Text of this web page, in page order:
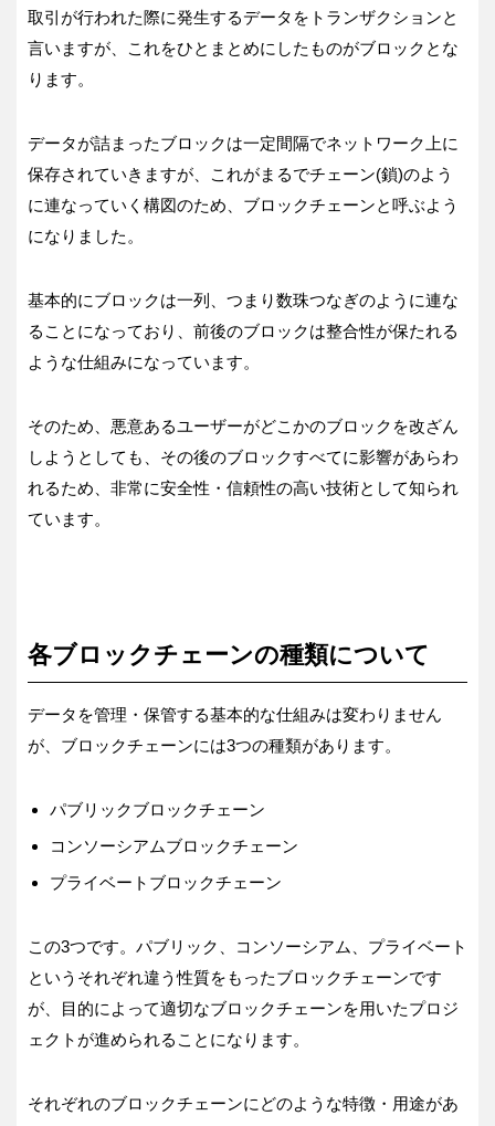
取引が行われた際に発生するデータをトランザクションと
言いますが、これをひとまとめにしたものがブロックとな
ります。
データが詰まったブロックは一定間隔でネットワーク上に
保存されていきますが、これがまるでチェーン(鎖)のよう
に連なっていく構図のため、ブロックチェーンと呼ぶよう
になりました。
基本的にブロックは一列、つまり数珠つなぎのように連な
ることになっており、前後のブロックは整合性が保たれる
ような仕組みになっています。
そのため、悪意あるユーザーがどこかのブロックを改ざん
しようとしても、その後のブロックすべてに影響があらわ
れるため、非常に安全性・信頼性の高い技術として知られ
ています。
各ブロックチェーンの種類について
データを管理・保管する基本的な仕組みは変わりません
が、ブロックチェーンには3つの種類があります。
パブリックブロックチェーン
コンソーシアムブロックチェーン
プライベートブロックチェーン
この3つです。パブリック、コンソーシアム、プライベート
というそれぞれ違う性質をもったブロックチェーンです
が、目的によって適切なブロックチェーンを用いたプロジ
ェクトが進められることになります。
それぞれのブロックチェーンにどのような特徴・用途があ